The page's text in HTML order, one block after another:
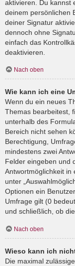
aktivieren. Du kannst
deinem persönlichen
deiner Signatur
dennoch ohne
einfach das
deaktivieren.
Nach oben
Wie kann ich eine
Wenn du ein neues
Themas bearbeitest,
unterhalb des
Bereich nicht sehen
Berechtigung,
mindestens zwei
Felder eingeben und
Antwortmöglichkeit in
unter
Optionen ein
Umfrage gilt (0
und schließlich, ob
Nach oben
Wieso kann ich
Die maximal